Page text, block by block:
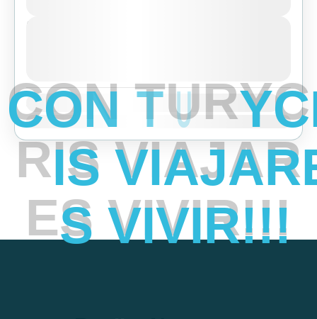
CON TURYC
RIS VIAJAR
ES VIVIR!!!
Next Departures
Availability:
Ene Feb Mar Abr Jun Jul Ago Sep Oct Dic